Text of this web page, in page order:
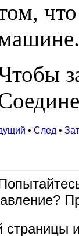
• След •
страницы